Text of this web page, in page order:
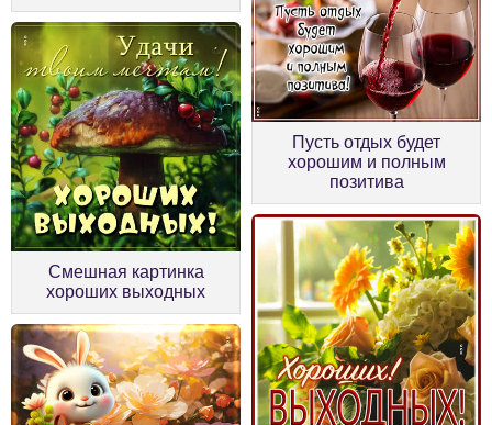
Смешная картинка
хороших выходных
Пусть отдых будет
хорошим и полным
позитива